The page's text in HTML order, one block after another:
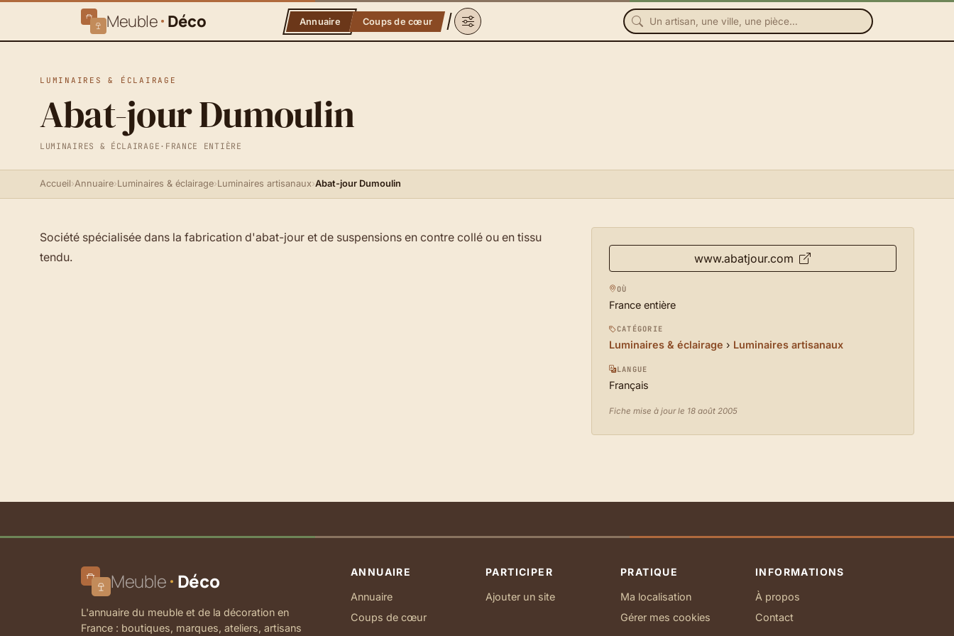
Meuble Déco Annuaire Coups de cœur
LUMINAIRES & ÉCLAIRAGE
Abat-jour Dumoulin
LUMINAIRES & ÉCLAIRAGE · FRANCE ENTIÈRE
Accueil›Annuaire›Luminaires & éclairage›Luminaires artisanaux›Abat-jour Dumoulin
Société spécialisée dans la fabrication d'abat-jour et de suspensions en contre collé ou en tissu
tendu.
www.abatjour.com
OÙ
France entière
CATÉGORIE
Luminaires & éclairage › Luminaires artisanaux
LANGUE
Français
Fiche mise à jour le 18 août 2005
Meuble Déco
L'annuaire du meuble et de la décoration en
France : boutiques, marques, ateliers, artisans
ANNUAIRE
Annuaire
Coups de cœur
PARTICIPER
Ajouter un site
PRATIQUE
Ma localisation
Gérer mes cookies
INFORMATIONS
À propos
Contact